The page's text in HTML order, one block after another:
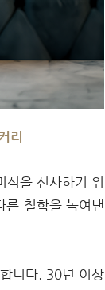
리
을 선사하기 위
른 철학을 녹여낸
니다. 30년 이상